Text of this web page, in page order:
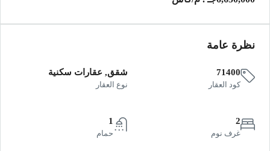
نظرة عامة
71400
كود العقار
شقق, عقارات سكنية
نوع العقار
2
غرف نوم
1
حمام